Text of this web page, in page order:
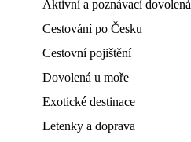
Aktivní a poznávací dovolená
Cestování po Česku
Cestovní pojištění
Dovolená u moře
Exotické destinace
Letenky a doprava